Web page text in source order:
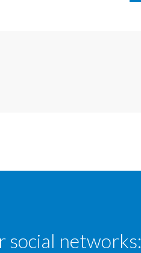
social networks: